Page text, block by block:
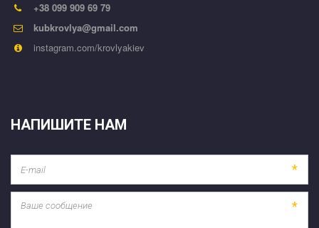
+38 099 909 69 79
kubkrovlya@gmail.com
instagram.com/krovlyakiev
НАПИШИТЕ НАМ
*
*